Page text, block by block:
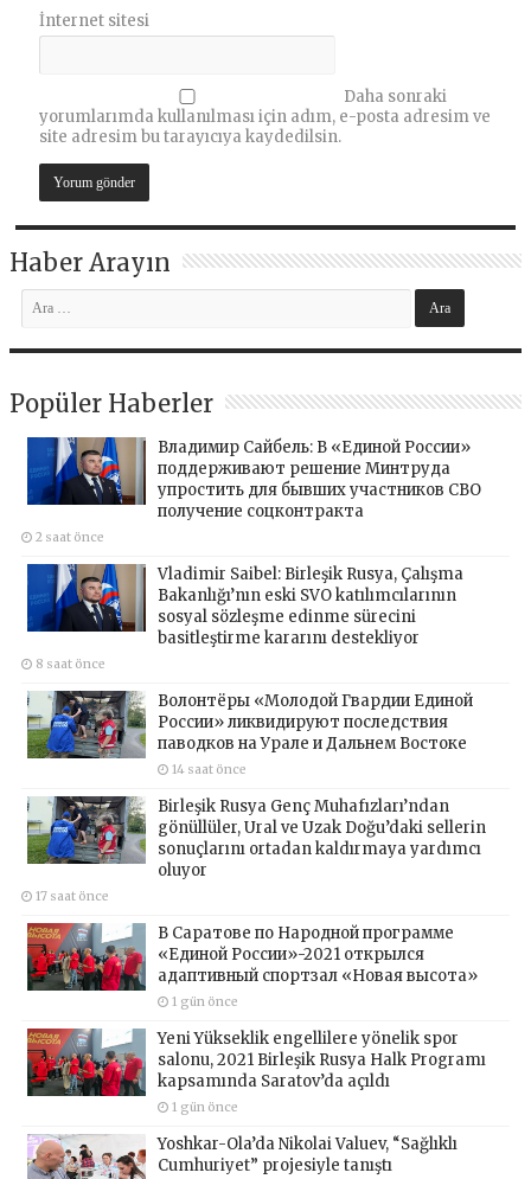
İnternet sitesi
Daha sonraki
yorumlarımda kullanılması için adım, e-posta adresim ve
site adresim bu tarayıcıya kaydedilsin.
Haber Arayın
Popüler Haberler
Владимир Сайбель: В «Единой России»
поддерживают решение Минтруда
упростить для бывших участников СВО
получение соцконтракта
2 saat önce
Vladimir Saibel: Birleşik Rusya, Çalışma
Bakanlığı’nın eski SVO katılımcılarının
sosyal sözleşme edinme sürecini
basitleştirme kararını destekliyor
8 saat önce
Волонтёры «Молодой Гвардии Единой
России» ликвидируют последствия
паводков на Урале и Дальнем Востоке
14 saat önce
Birleşik Rusya Genç Muhafızları’ndan
gönüllüler, Ural ve Uzak Doğu’daki sellerin
sonuçlarını ortadan kaldırmaya yardımcı
oluyor
17 saat önce
В Саратове по Народной программе
«Единой России»-2021 открылся
адаптивный спортзал «Новая высота»
1 gün önce
Yeni Yükseklik engellilere yönelik spor
salonu, 2021 Birleşik Rusya Halk Programı
kapsamında Saratov’da açıldı
1 gün önce
Yoshkar-Ola’da Nikolai Valuev, “Sağlıklı
Cumhuriyet” projesiyle tanıştı